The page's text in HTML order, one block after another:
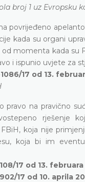
broj 1 uz Evropsku
povrijeđeno
kada su organi
momenta kada
i ispunio uvjete za
17 od 13.
pravo na pravično
rješenje
koja nije
koja bi im
17 od 13.
17 od 10. aprila